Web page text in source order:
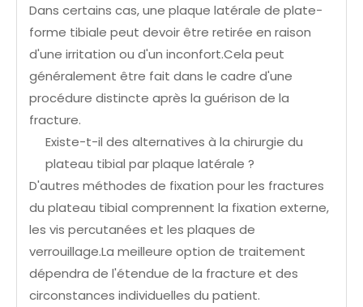
Dans certains cas, une plaque latérale de plate-
forme tibiale peut devoir être retirée en raison
d'une irritation ou d'un inconfort.Cela peut
généralement être fait dans le cadre d'une
procédure distincte après la guérison de la
fracture.
Existe-t-il des alternatives à la chirurgie du
plateau tibial par plaque latérale ?
D'autres méthodes de fixation pour les fractures
du plateau tibial comprennent la fixation externe,
les vis percutanées et les plaques de
verrouillage.La meilleure option de traitement
dépendra de l'étendue de la fracture et des
circonstances individuelles du patient.